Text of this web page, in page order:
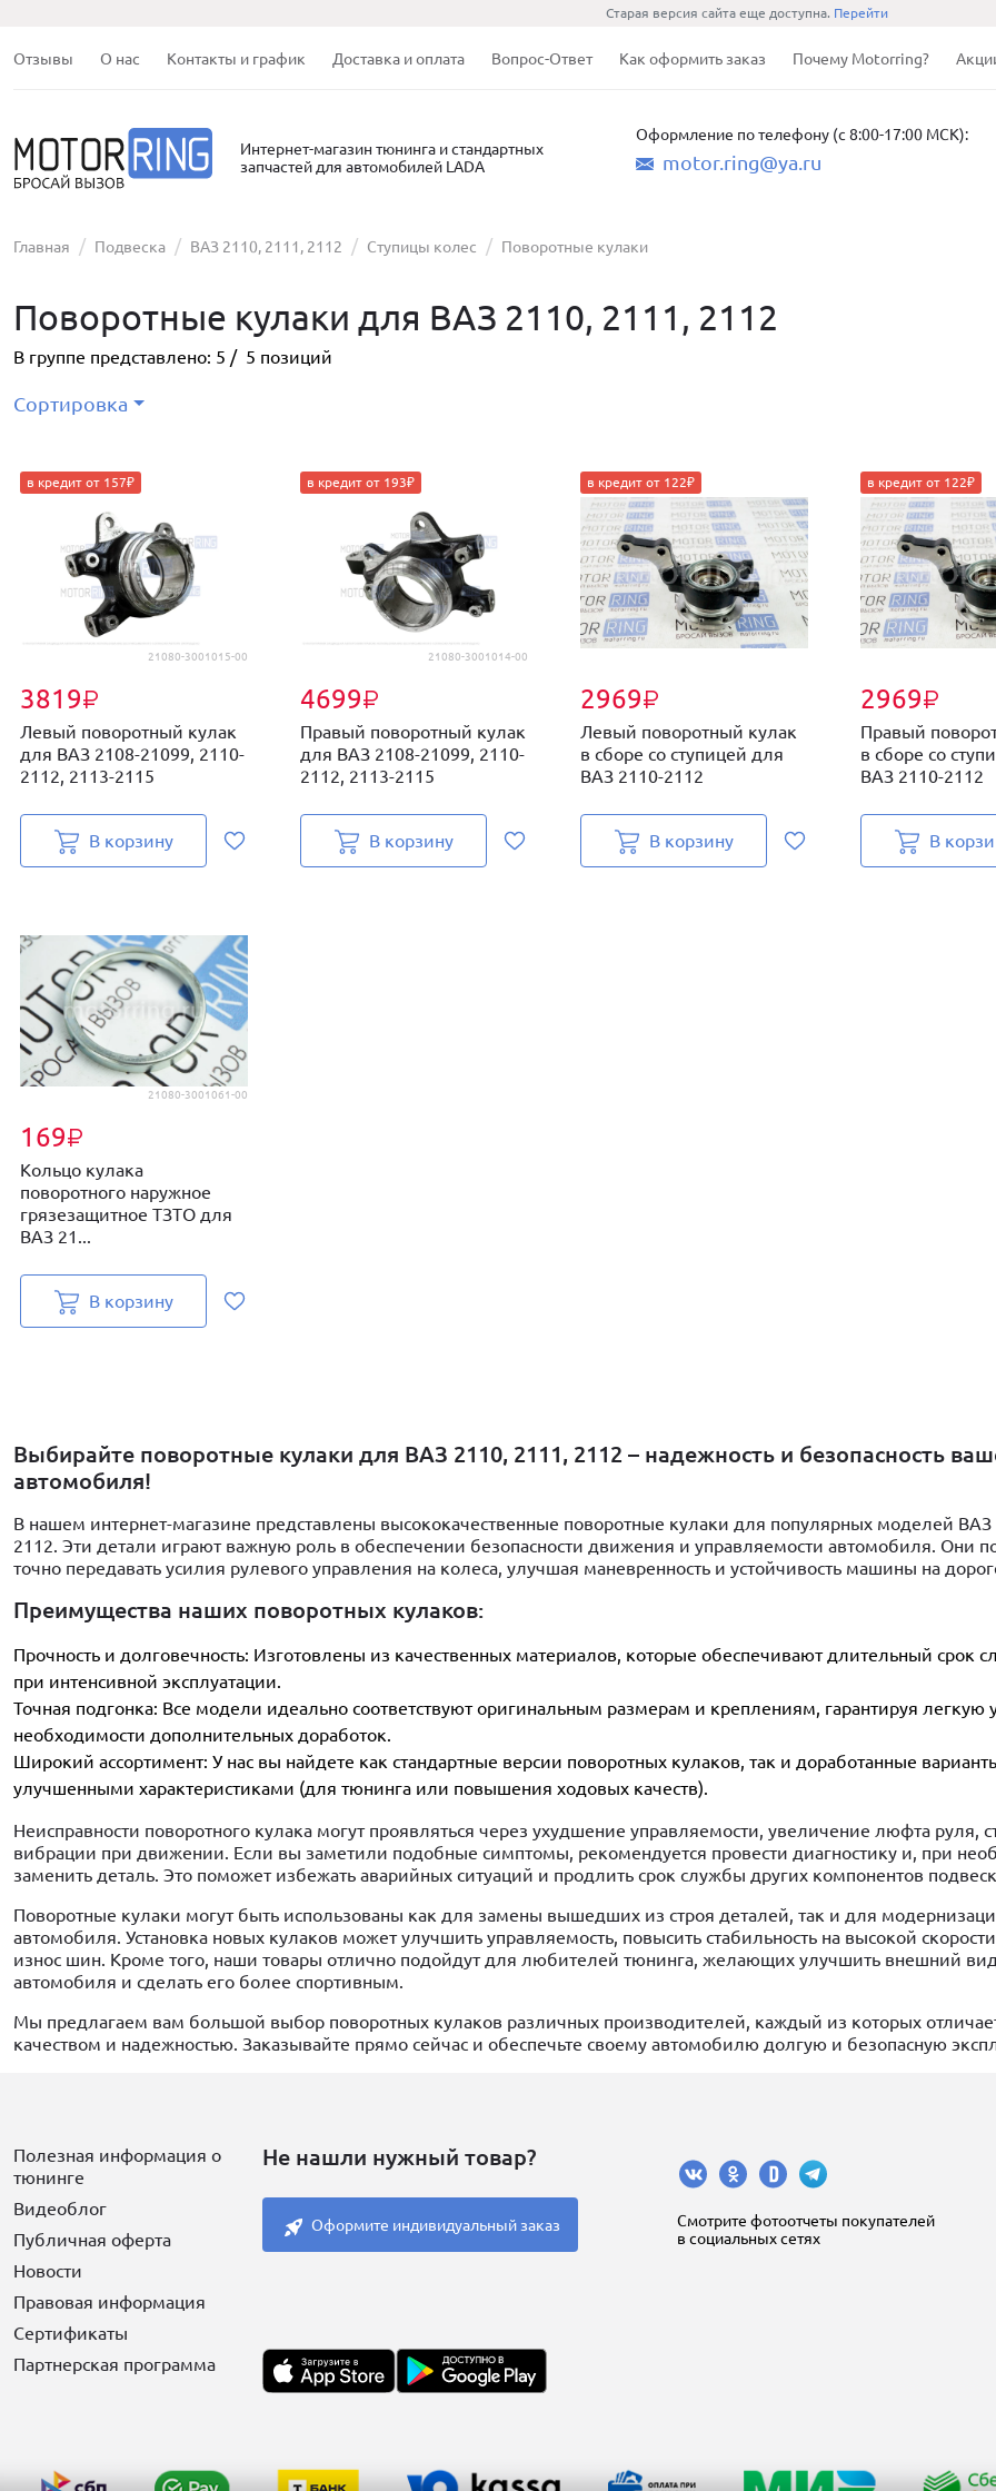
Старая версия сайта еще доступна. Перейти
Отзывы О нас Контакты и график Доставка и оплата Вопрос-Ответ Как оформить заказ Почему Motorring?
Интернет-магазин тюнинга и стандартных
запчастей для автомобилей LADA
Оформление по телефону (с 8:00-17:00 МСК):
motor.ring@ya.ru
Главная Подвеска ВАЗ 2110, 2111, 2112 Ступицы колес Поворотные кулаки
Поворотные кулаки для ВАЗ 2110, 2111, 2112
В группе представлено: 5 / 5 позиций
Сортировка
21080-3001015-00
3819₽
в кредит от 157₽
Левый поворотный кулак
для ВАЗ 2108-21099, 2110-
2112, 2113-2115
В корзину
21080-3001014-00
4699₽
в кредит от 193₽
Правый поворотный кулак
для ВАЗ 2108-21099, 2110-
2112, 2113-2115
В корзину
2969₽
в кредит от 122₽
Левый поворотный кулак
в сборе со ступицей для
ВАЗ 2110-2112
В корзину
2969₽
в кредит от 122₽
Правый
в сборе со
ВАЗ 2110-2112
В
21080-3001061-00
169₽
Кольцо кулака
поворотного наружное
грязезащитное ТЗТО для
ВАЗ 21...
В корзину
Выбирайте поворотные кулаки для ВАЗ 2110, 2111, 2112 – надежность и безопасность
автомобиля!
В нашем интернет-магазине представлены высококачественные поворотные кулаки для популярных моделей ВАЗ
2112. Эти детали играют важную роль в обеспечении безопасности движения и управляемости автомобиля. Они
точно передавать усилия рулевого управления на колеса, улучшая маневренность и устойчивость машины на
Преимущества наших поворотных кулаков:
Прочность и долговечность: Изготовлены из качественных материалов, которые обеспечивают длительный срок
при интенсивной эксплуатации.
Точная подгонка: Все модели идеально соответствуют оригинальным размерам и креплениям, гарантируя легкую
необходимости дополнительных доработок.
Широкий ассортимент: У нас вы найдете как стандартные версии поворотных кулаков, так и доработанные
улучшенными характеристиками (для тюнинга или повышения ходовых качеств).
Неисправности поворотного кулака могут проявляться через ухудшение управляемости, увеличение люфта руля,
вибрации при движении. Если вы заметили подобные симптомы, рекомендуется провести диагностику и, при
заменить деталь. Это поможет избежать аварийных ситуаций и продлить срок службы других компонентов
Поворотные кулаки могут быть использованы как для замены вышедших из строя деталей, так и для
автомобиля. Установка новых кулаков может улучшить управляемость, повысить стабильность на высокой
износ шин. Кроме того, наши товары отлично подойдут для любителей тюнинга, желающих улучшить внешний
автомобиля и сделать его более спортивным.
Мы предлагаем вам большой выбор поворотных кулаков различных производителей, каждый из которых
качеством и надежностью. Заказывайте прямо сейчас и обеспечьте своему автомобилю долгую и безопасную
Полезная информация о
тюнинге
Видеоблог
Публичная оферта
Новости
Правовая информация
Сертификаты
Партнерская программа
Не нашли нужный товар?
Оформите индивидуальный заказ
Cмотрите фотоотчеты покупателей
в социальных сетях